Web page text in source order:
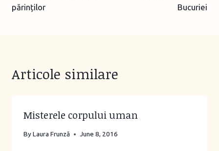
părinților
Bucuriei
Articole similare
Misterele corpului uman
ByLaura Frunză June 8, 2016